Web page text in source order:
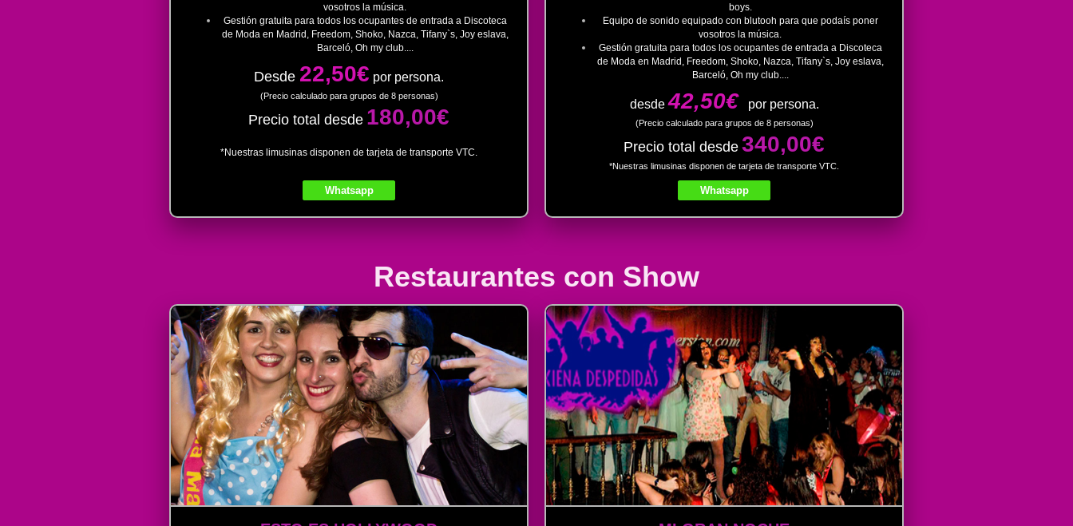
vosotros la música.
​Gestión gratuita para todos los ocupantes de entrada a Discoteca
de Moda en Madrid, Freedom, Shoko, Nazca, Tifany`s, Joy eslava,
Barceló, Oh my club....
Desde 22,50€ por persona.
(Precio calculado para grupos de 8 personas)
Precio total desde 180,00€
*Nuestras limusinas disponen de tarjeta de transporte VTC.
Whatsapp
boys.
Equipo de sonido equipado con blutooh para que podaís poner
vosotros la música.
​Gestión gratuita para todos los ocupantes de entrada a Discoteca
de Moda en Madrid, Freedom, Shoko, Nazca, Tifany`s, Joy eslava,
Barceló, Oh my club....
desde 42,50€ por persona.
​(Precio calculado para grupos de 8 personas)
Precio total desde 340,00€
*Nuestras limusinas disponen de tarjeta de transporte VTC.
Whatsapp
Restaurantes con Show